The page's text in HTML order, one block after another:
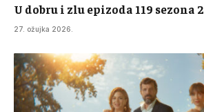
U dobru i zlu epizoda 119 sezona 2
27. ožujka 2026.